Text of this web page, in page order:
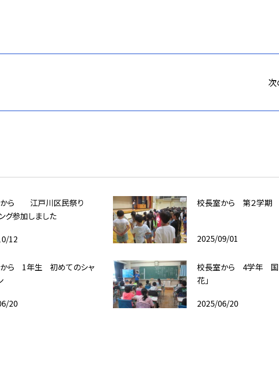
次
から 江戸川区民祭り
グ参加しました
12
校長室から 第２学期
2025/09/01
ら 1年生 初めてのシャ
20
校長室から 4学年 国
花」
2025/06/20